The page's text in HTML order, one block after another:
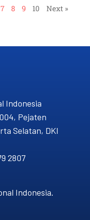
7 8 9 10 Next »
Indonesia
Pejaten
Selatan, DKI
2807
Indonesia.